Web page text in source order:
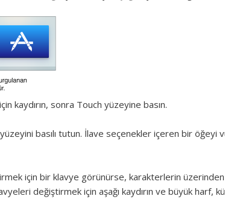
kaydırın, sonra Touch yüzeyine basın.
basılı tutun. İlave seçenekler içeren bir öğeyi
için bir klavye görünürse, karakterlerin üzerinden
değiştirmek için aşağı kaydırın ve büyük harf,